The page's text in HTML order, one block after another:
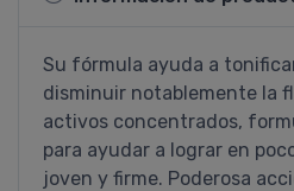
Su fórmula ayuda a
disminuir notablemente la
activos concentrados,
para ayudar a lograr en
joven y firme. Poderosa